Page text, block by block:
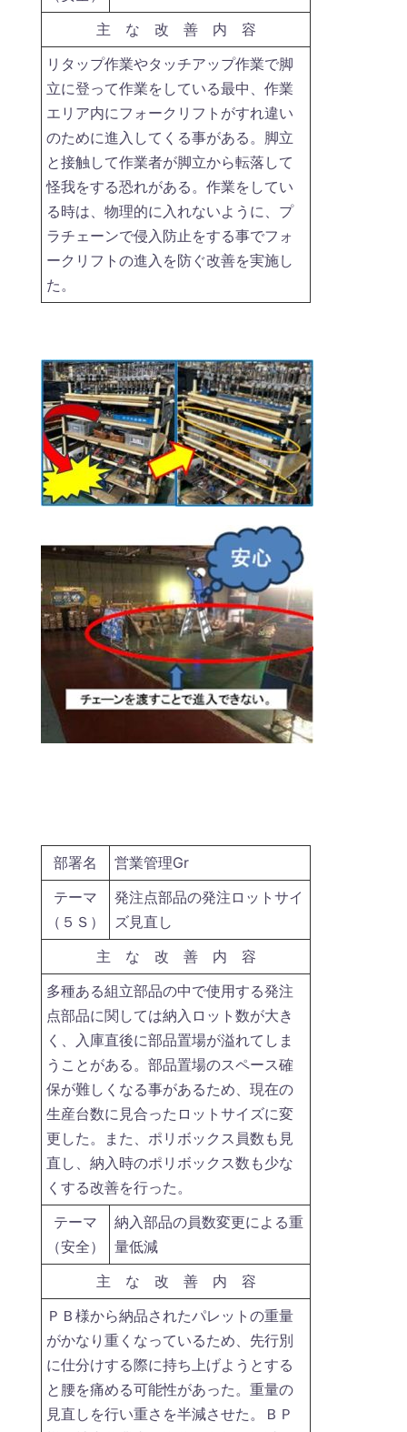
主 な 改 善 内 容
リタップ作業やタッチアップ作業で脚
立に登って作業をしている最中、作業
エリア内にフォークリフトがすれ違い
のために進入してくる事がある。脚立
と接触して作業者が脚立から転落して
怪我をする恐れがある。作業をしてい
る時は、物理的に入れないように、プ
ラチェーンで侵入防止をする事でフォ
ークリフトの進入を防ぐ改善を実施し
た。
部署名
営業管理Gr
テーマ
（５Ｓ）
発注点部品の発注ロットサイ
ズ見直し
主 な 改 善 内 容
多種ある組立部品の中で使用する発注
点部品に関しては納入ロット数が大き
く、入庫直後に部品置場が溢れてしま
うことがある。部品置場のスペース確
保が難しくなる事があるため、現在の
生産台数に見合ったロットサイズに変
更した。また、ポリボックス員数も見
直し、納入時のポリボックス数も少な
くする改善を行った。
テーマ
（安全）
納入部品の員数変更による重
量低減
主 な 改 善 内 容
ＰＢ様から納品されたパレットの重量
がかなり重くなっているため、先行別
に仕分けする際に持ち上げようとする
と腰を痛める可能性があった。重量の
見直しを行い重さを半減させた。ＢＰ